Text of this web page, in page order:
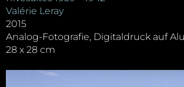
Valérie Leray
2015
Analog-Fotografie, Digitaldruck auf
28 x 28 cm